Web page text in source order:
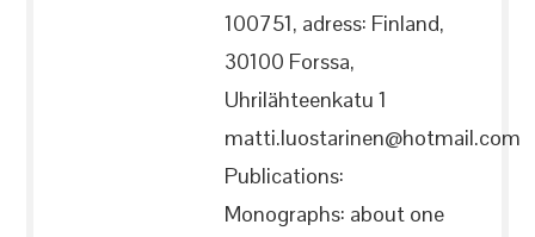
100751, adress: Finland,
30100 Forssa,
Uhrilähteenkatu 1
matti.luostarinen@hotmail.com
Publications:
Monographs: about one